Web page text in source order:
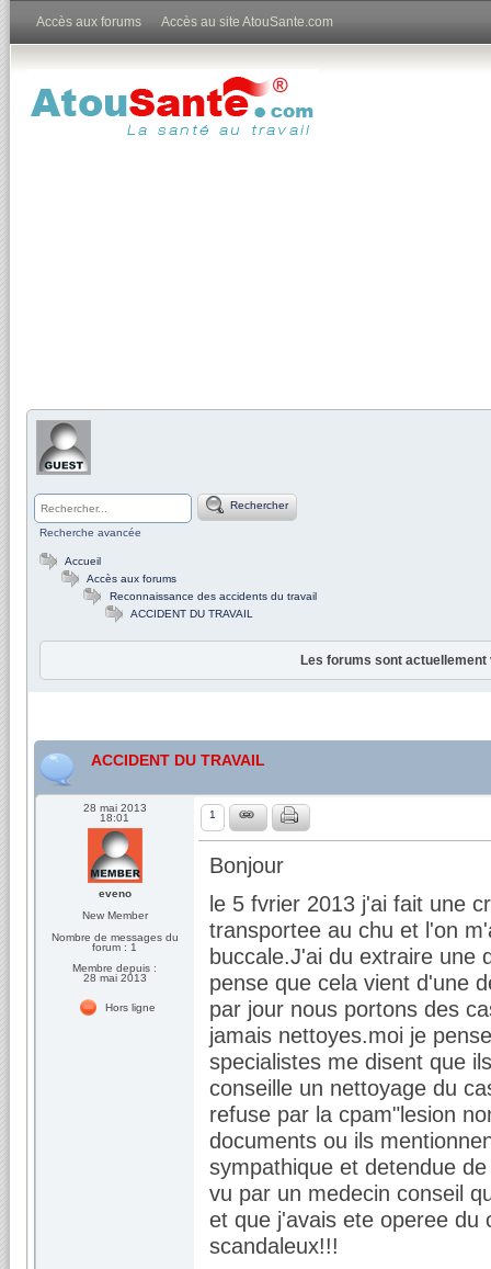
Accès aux forums Accès au site AtouSante.com
Rechercher
Recherche avancée
Accueil
Accès aux forums
Reconnaissance des accidents du travail
ACCIDENT DU TRAVAIL
Les forums sont
ACCIDENT DU TRAVAIL
28 mai 2013
18:01
eveno
New Member
Nombre de messages du
forum : 1
Membre depuis :
28 mai 2013
Hors ligne
1
Bonjour
le 5 fvrier 2013 j'ai fait une
transportee au chu et l'on
buccale.J'ai du extraire une
pense que cela vient d'une
par jour nous portons des
jamais nettoyes.moi je
specialistes me disent que
conseille un nettoyage du
refuse par la cpam"lesion
documents ou ils
sympathique et detendue
vu par un medecin conseil
et que j'avais ete operee
scandaleux!!!